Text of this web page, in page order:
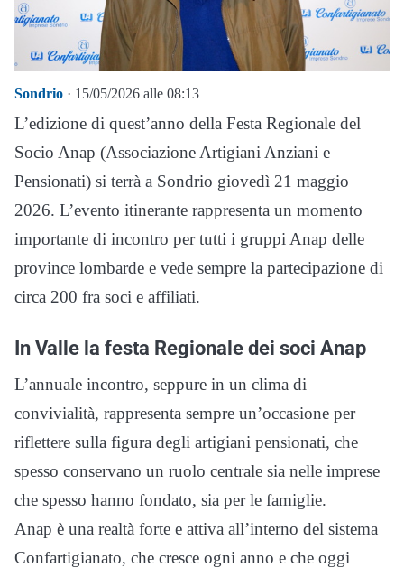
Sondrio · 15/05/2026 alle 08:13
L’edizione di quest’anno della Festa Regionale del
Socio Anap (Associazione Artigiani Anziani e
Pensionati) si terrà a Sondrio giovedì 21 maggio
2026. L’evento itinerante rappresenta un momento
importante di incontro per tutti i gruppi Anap delle
province lombarde e vede sempre la partecipazione di
circa 200 fra soci e affiliati.
In Valle la festa Regionale dei soci Anap
L’annuale incontro, seppure in un clima di
convivialità, rappresenta sempre un’occasione per
riflettere sulla figura degli artigiani pensionati, che
spesso conservano un ruolo centrale sia nelle imprese
che spesso hanno fondato, sia per le famiglie.
Anap è una realtà forte e attiva all’interno del sistema
Confartigianato, che cresce ogni anno e che oggi